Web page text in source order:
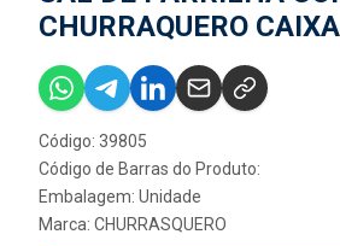
CHURRAQUERO
Código: 39805
Código de Barras do Produto:
Embalagem: Unidade
Marca: CHURRASQUERO